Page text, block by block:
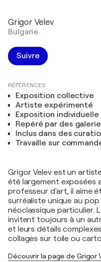
Grigor Velev
Bulgarie
Suivre
RÉFÉRENCES
Exposition collective
Artiste expérimenté
Exposition individuelle
Repéré par des
Inclus dans des
Travaille sur
Grigor Velev est un
été largement exposées
professeur d'art, il aime
surréaliste unique au
néoclassique particulier.
invitent toujours à un
et leurs détails
collages sur toile ou
Découvrir la page de Grigor